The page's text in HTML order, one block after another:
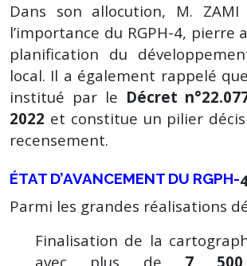
Dans son allocution, M.
l’importance du RGPH-4, pierre
planification du
local. Il a également rappelé
institué par le Décret
2022 et constitue un pilier
recensement.
ÉTAT D’AVANCEMENT DU RGPH-
Parmi les grandes réalisations
Finalisation de la
avec plus de 7